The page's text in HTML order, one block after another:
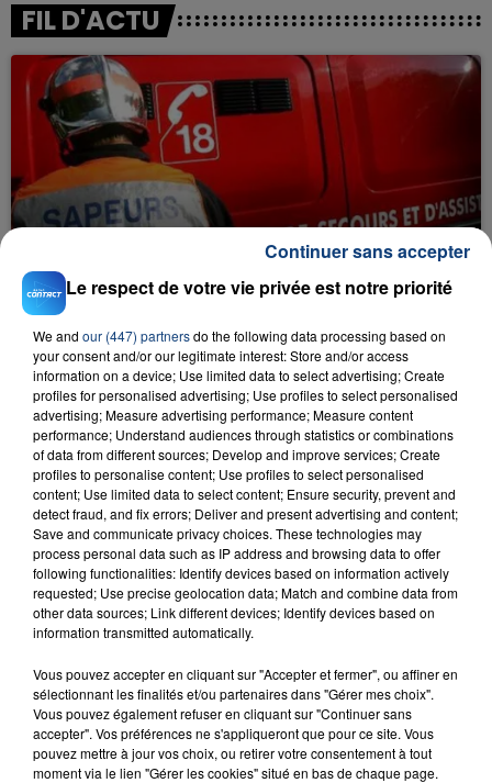
FIL D'ACTU
23 juillet 2026
INCENDIE MORTEL À LENS : UNE FEMME ET
SON BÉBÉ ENTRE LA VIE ET LA...
Un homme s'est immolé par le feu après avoir
aspergé sa compagne et leur bébé de trois mois
d'un liquide inflammable.
20 juillet 2026
UNE ADOLESCENTE DEVANT SE FAIRE
OPÉRER DE LA CHEVILLE RESSORT DE LA...
La famille a porté plainte contre la clinique qui a
reconnu sa responsabilité et présenté ses
excuses.
19h31
19h31 19h27
19h27
Le respect de votre vie privée est notre priorité
We and our (447) partnersdo the following data processing based on
your consent and/or our legitimate interest: Store and/or access
information on a device; Use limited data to select advertising; Create
profiles for personalised advertising; Use profiles to select personalised
advertising; Measure advertising performance; Measure content
performance; Understand audiences through statistics or combinations
of data from different sources; Develop and improve services; Create
profiles to personalise content; Use profiles to select personalised
content; Use limited data to select content; Ensure security, prevent and
detect fraud, and fix errors; Deliver and present advertising and content;
Save and communicate privacy choices. These technologies may
process personal data such as IP address and browsing data to offer
following functionalities: Identify devices based on information actively
requested; Use precise geolocation data; Match and combine data from
other data sources; Link different devices; Identify devices based on
information transmitted automatically.
Vous pouvez accepter en cliquant sur "Accepter et fermer", ou affiner en
sélectionnant les finalités et/ou partenaires dans "Gérer mes choix".
Vous pouvez également refuser en cliquant sur "Continuer sans
accepter". Vos préférences ne s'appliqueront que pour ce site. Vous
pouvez mettre à jour vos choix, ou retirer votre consentement à tout
moment via le lien "Gérer les cookies" situé en bas de chaque page.
Continuer sans accepter